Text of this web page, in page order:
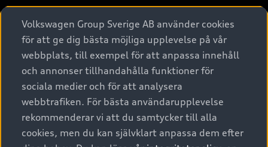
Volkswagen Group Sverige AB använder cookies
för att ge dig bästa möjliga upplevelse på vår
webbplats, till exempel för att anpassa innehåll
och annonser tillhandahålla funktioner för
sociala medier och för att analysera
webbtrafiken. För bästa användarupplevelse
rekommenderar vi att du samtycker till alla
cookies, men du kan självklart anpassa dem efter
Elbilar
Laddhybrider
A6 modellerna
SUV
Avant
Privaterbjudanden
Privatleasing
Nya bilar i lager
Begagnade bilar i lager
Service & tillbehör
Originaltillbehör - köp online
Tjänstebil
Tjänstebil
Business lease online
Om Audi Sverige